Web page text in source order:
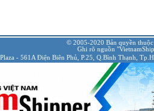
© 2005-2020 Bản quyền
Ghi rõ nguồn
- 561A Điện Biên Phủ, P.25, Q.Bình Thạnh,